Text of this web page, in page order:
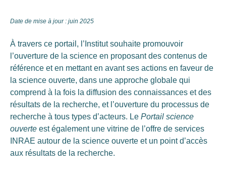
Date de mise à jour : juin 2025
À travers ce portail, l’Institut souhaite promouvoir
l’ouverture de la science en proposant des contenus de
référence et en mettant en avant ses actions en faveur de
la science ouverte, dans une approche globale qui
comprend à la fois la diffusion des connaissances et des
résultats de la recherche, et l’ouverture du processus de
recherche à tous types d’acteurs. Le Portail science
ouverte est également une vitrine de l’offre de services
INRAE autour de la science ouverte et un point d’accès
aux résultats de la recherche.